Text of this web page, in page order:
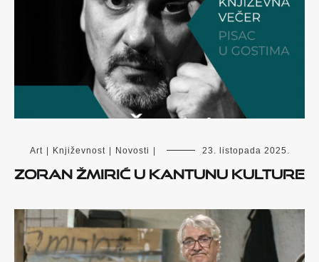
Art Književnost Novosti 23. listopada 2025.
Zoran Žmirić u Kantunu kulture